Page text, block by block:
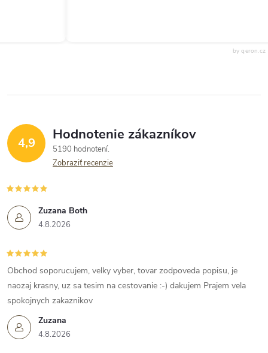
by qeron.cz
4,9 Hodnotenie zákazníkov
5190 hodnotení
Zobraziť recenzie
Zuzana Both
4.8.2026
Zuzana
4.8.2026
Obchod soporucujem, velky vyber, tovar zodpoveda popisu, je
naozaj krasny, uz sa tesim na cestovanie :-) dakujem Prajem vela
spokojnych zakaznikov